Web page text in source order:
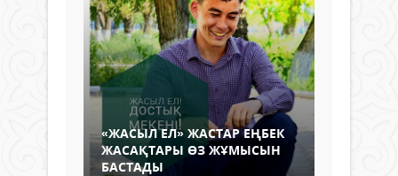
«ЖАСЫЛ ЕЛ» ЖАСТАР ЕҢБЕК
ЖАСАҚТАРЫ ӨЗ ЖҰМЫСЫН
БАСТАДЫ